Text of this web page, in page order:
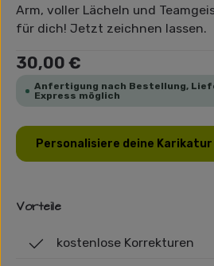
Arm, voller Lächeln und
für dich! Jetzt zeichnen lassen.
Regulärer Preis:
30,00 €
Anfertigung nach Bestellung,
Express möglich
Personalisiere deine Karikatur
Vorteile
kostenlose Korrekturen